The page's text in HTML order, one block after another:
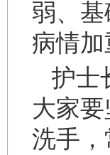
弱、
病情
护士
大家
洗手